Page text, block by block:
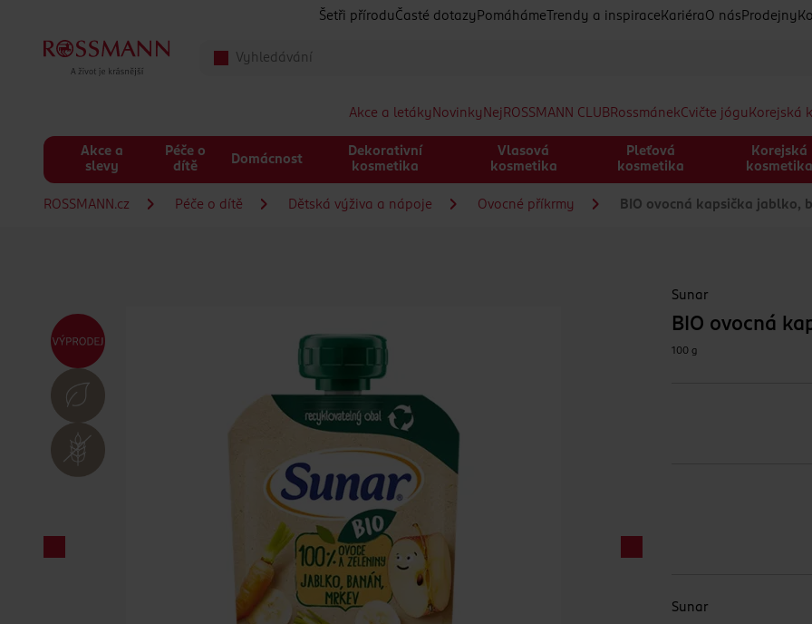
Šetři přírodu Časté dotazy Pomáháme Trendy a inspirace Kariéra O nás Prodejny
Akce a letáky Novinky Nej ROSSMANN CLUBRossmánekCvičte jógu Korejská
Akce a
slevy
Péče o
dítě
Domácnost
Dekorativní
kosmetika
Vlasová
kosmetika
Pleťová
kosmetika
Korejská
kosmetika
ROSSMANN.cz Péče o dítě Dětská výživa a nápoje Ovocné příkrmy BIO ovocná kapsička jablko,
Sunar
BIO ovocná
100 g
Sunar